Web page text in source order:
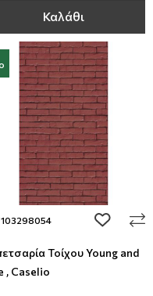
Καλάθι
add to
Τοίχου Young and
, Caselio